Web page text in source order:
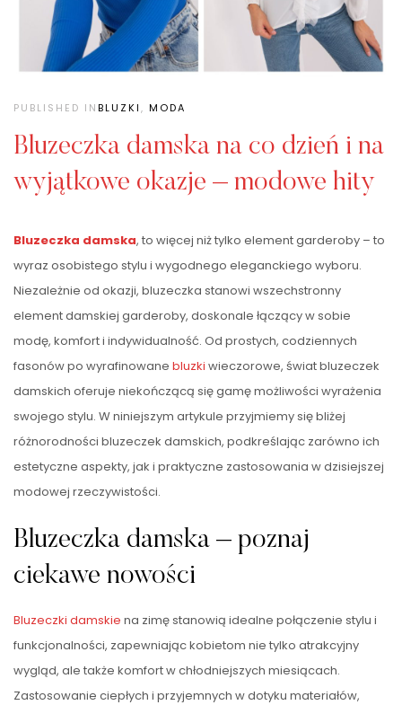
PUBLISHED INBLUZKI, MODA
Bluzeczka damska na co dzień i na
wyjątkowe okazje – modowe hity
Bluzeczka damska, to więcej niż tylko element garderoby – to
wyraz osobistego stylu i wygodnego eleganckiego wyboru.
Niezależnie od okazji, bluzeczka stanowi wszechstronny
element damskiej garderoby, doskonale łączący w sobie
modę, komfort i indywidualność. Od prostych, codziennych
fasonów po wyrafinowane bluzki wieczorowe, świat bluzeczek
damskich oferuje niekończącą się gamę możliwości wyrażenia
swojego stylu. W niniejszym artykule przyjmiemy się bliżej
różnorodności bluzeczek damskich, podkreślając zarówno ich
estetyczne aspekty, jak i praktyczne zastosowania w dzisiejszej
modowej rzeczywistości.
Bluzeczka damska – poznaj
ciekawe nowości
Bluzeczki damskie na zimę stanowią idealne połączenie stylu i
funkcjonalności, zapewniając kobietom nie tylko atrakcyjny
wygląd, ale także komfort w chłodniejszych miesiącach.
Zastosowanie ciepłych i przyjemnych w dotyku materiałów,